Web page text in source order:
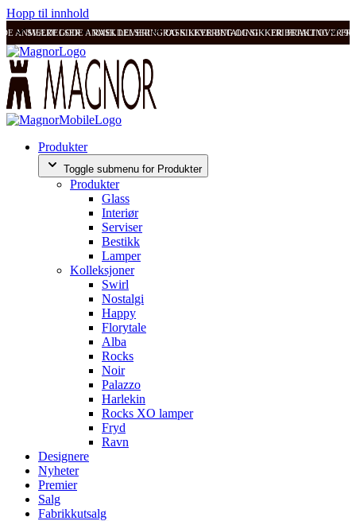
Hopp til innhold
ANMELDELSER RASK LEVERING OG SIKKER BETALING FRI FRAKT OVER
SVÆRT GODE ANMELDELSER RASK LEVERING OG SIKKER BETALING
Produkter
Toggle submenu for Produkter
Produkter
Glass
Interiør
Serviser
Bestikk
Lamper
Kolleksjoner
Swirl
Nostalgi
Happy
Florytale
Alba
Rocks
Noir
Palazzo
Harlekin
Rocks XO lamper
Fryd
Ravn
Designere
Nyheter
Premier
Salg
Fabrikkutsalg